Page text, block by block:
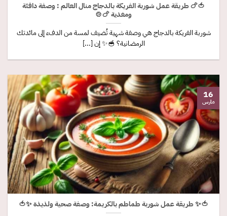
🍅🍗 طريقة عمل شوربة الفريكة بالدجاج منال العالم : وصفة دافئة
ومغذية 🍗🍲
شوربة الفريكة بالدجاج هي وصفة شهية تُضيف لمسة من الدفء إلى مائدتك
الرمضانية؟ 🥣✨ إن [...]
🍅✨ طريقة عمل شوربة طماطم بالكريمة: وصفة صحية ولذيذة ✨🍅
16
مارس